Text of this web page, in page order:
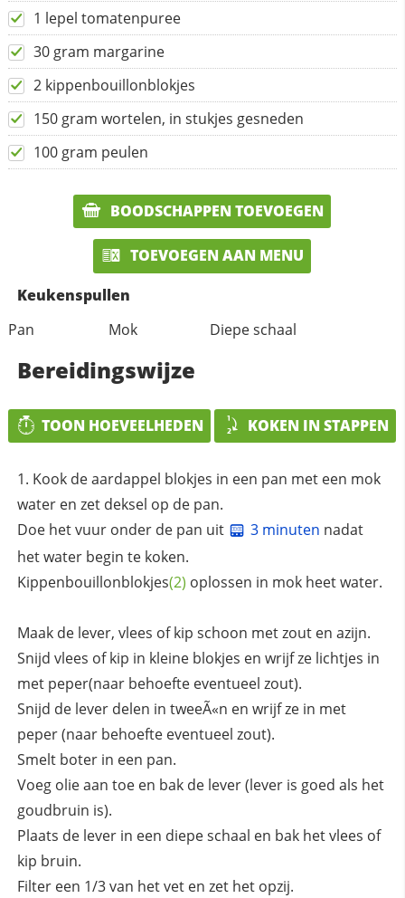
1 lepel tomatenpuree
30 gram margarine
2 kippenbouillonblokjes
150 gram wortelen, in stukjes gesneden
100 gram peulen
BOODSCHAPPEN TOEVOEGEN
TOEVOEGEN AAN MENU
Keukenspullen
Pan
Mok Diepe schaal
Bereidingswijze
TOON HOEVEELHEDEN KOKEN IN STAPPEN
Kook de aardappel blokjes in een pan met een mok
water en zet deksel op de pan.
Doe het vuur onder de pan uit
3 minuten nadat
het water begin te koken.
Kippenbouillonblokjes(2) oplossen in mok heet water.
Maak de lever, vlees of kip schoon met zout en azijn.
Snijd vlees of kip in kleine blokjes en wrijf ze lichtjes in
met peper(naar behoefte eventueel zout).
Snijd de lever delen in tweeÃ«n en wrijf ze in met
peper (naar behoefte eventueel zout).
Smelt boter in een pan.
Voeg olie aan toe en bak de lever (lever is goed als het
goudbruin is).
Plaats de lever in een diepe schaal en bak het vlees of
kip bruin.
Filter een 1/3 van het vet en zet het opzij.